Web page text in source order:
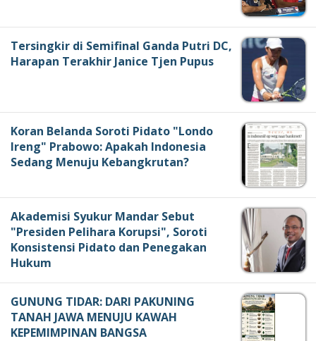
Tersingkir di Semifinal Ganda Putri DC,
Harapan Terakhir Janice Tjen Pupus
Koran Belanda Soroti Pidato "Londo
Ireng" Prabowo: Apakah Indonesia
Sedang Menuju Kebangkrutan?
Akademisi Syukur Mandar Sebut
"Presiden Pelihara Korupsi", Soroti
Konsistensi Pidato dan Penegakan
Hukum
GUNUNG TIDAR: DARI PAKUNING
TANAH JAWA MENUJU KAWAH
KEPEMIMPINAN BANGSA